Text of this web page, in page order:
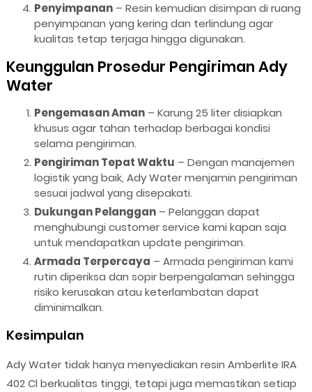
Penyimpanan– Resin kemudian disimpan di ruang
penyimpanan yang kering dan terlindung agar
kualitas tetap terjaga hingga digunakan.
Keunggulan Prosedur Pengiriman Ady
Water
Pengemasan Aman– Karung 25 liter disiapkan
khusus agar tahan terhadap berbagai kondisi
selama pengiriman.
Pengiriman Tepat Waktu – Dengan manajemen
logistik yang baik, Ady Water menjamin pengiriman
sesuai jadwal yang disepakati.
Dukungan Pelanggan– Pelanggan dapat
menghubungi customer service kami kapan saja
untuk mendapatkan update pengiriman.
Armada Terpercaya – Armada pengiriman kami
rutin diperiksa dan sopir berpengalaman sehingga
risiko kerusakan atau keterlambatan dapat
diminimalkan.
Kesimpulan
Ady Water tidak hanya menyediakan resin Amberlite IRA
402 Cl berkualitas tinggi, tetapi juga memastikan setiap